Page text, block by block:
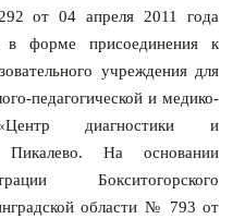
от 04 апреля 2011 года
в форме присоединения к
учреждения для
педагогической и медико-
диагностики и
На основании
Бокситогорского
области № 793 от